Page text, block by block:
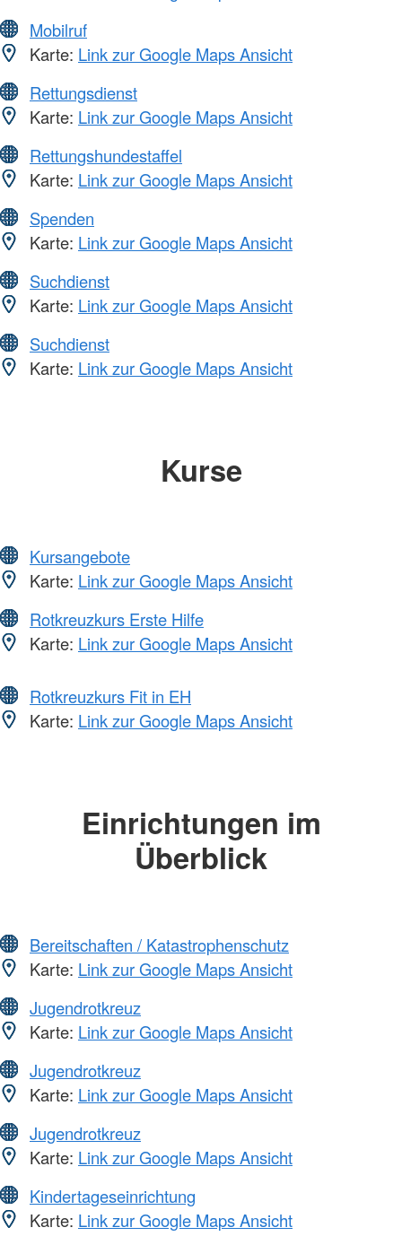
Mobilruf
Karte: Link zur Google Maps Ansicht
Rettungsdienst
Karte: Link zur Google Maps Ansicht
Rettungshundestaffel
Karte: Link zur Google Maps Ansicht
Spenden
Karte: Link zur Google Maps Ansicht
Suchdienst
Karte: Link zur Google Maps Ansicht
Suchdienst
Karte: Link zur Google Maps Ansicht
Kurse
Kursangebote
Karte: Link zur Google Maps Ansicht
Rotkreuzkurs Erste Hilfe
Karte: Link zur Google Maps Ansicht
Rotkreuzkurs Fit in EH
Karte: Link zur Google Maps Ansicht
Einrichtungen im
Überblick
Bereitschaften / Katastrophenschutz
Karte: Link zur Google Maps Ansicht
Jugendrotkreuz
Karte: Link zur Google Maps Ansicht
Jugendrotkreuz
Karte: Link zur Google Maps Ansicht
Jugendrotkreuz
Karte: Link zur Google Maps Ansicht
Kindertageseinrichtung
Karte: Link zur Google Maps Ansicht